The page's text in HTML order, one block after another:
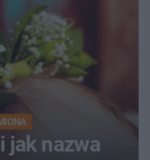
jak nazwa